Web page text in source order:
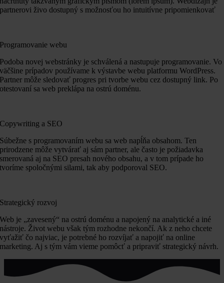
partnerovi živo dostupný s možnosťou ho intuitívne pripomienkovať
Programovanie webu
Podoba novej webstránky je schválená a nastupuje programovanie. Vo
väčšine prípadov používame k výstavbe webu platformu WordPress.
Partner môže sledovať progres pri tvorbe webu cez dostupný link. Po
otestovaní sa web preklápa na ostrú doménu.
Copywriting a SEO
Súbežne s programovaním webu sa web napĺňa obsahom. Ten
prirodzene môže vytvárať aj sám partner, ale často je požiadavka
smerovaná aj na SEO presah nového obsahu, a v tom prípade ho
tvoríme spoločnými silami, tak aby podporoval SEO.
Strategický rozvoj
Web je „zavesený“ na ostrú doménu a napojený na analytické a iné
nástroje. Život webu však tým rozhodne nekončí. Ak z neho chcete
vyťažiť čo najviac, je potrebné ho rozvíjať a napojiť na online
marketing. Aj s tým vám vieme pomôcť a pripraviť strategický návrh.